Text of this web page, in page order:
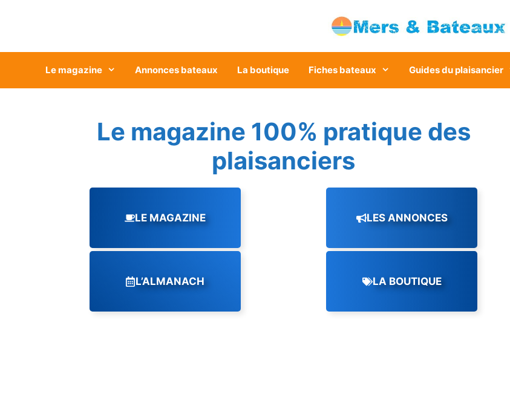
Le magazine Annonces bateaux La boutique Fiches bateaux Guides du plaisancier
Le magazine 100% pratique des
plaisanciers
LE MAGAZINE LES ANNONCES
L’ALMANACH LA BOUTIQUE